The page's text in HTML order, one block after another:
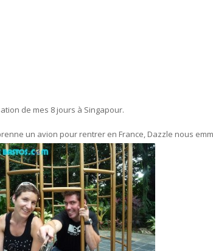
de mes 8 jours à Singapour.
un avion pour rentrer en France, Dazzle nous